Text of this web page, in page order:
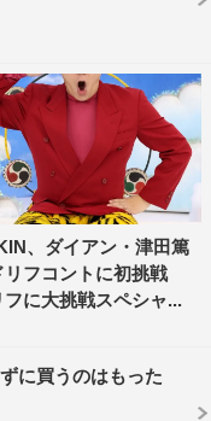
、ダイアン・津田篤
リフコントに初挑戦
フに大挑戦スペシャ...
に買うのはもった